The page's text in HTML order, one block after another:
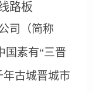
路板
司（简称
国素有“三晋
年古城晋城市